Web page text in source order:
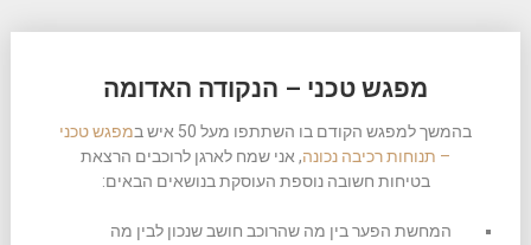
מפגש טכני – הנקודה האדומה
בהמשך למפגש הקודם בו השתתפו מעל 50 איש ב
מפגש טכני
– תנוחות רכיבה נכונה, אני שמח לארגן לרוכבים הרצאת
בטיחות חשובה נוספת העוסקת בנושאים הבאים:
המחשת הפער בין מה שהרוכב חושב שנכון לבין מה
navigation